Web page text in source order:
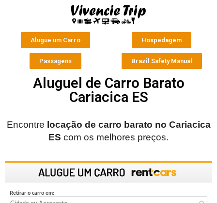
Alugue um Carro Hospedagem
Passagens Brazil Safety Manual
Aluguel de Carro Barato
Cariacica ES
Encontre locação de carro barato no Cariacica
ES com os melhores preços.